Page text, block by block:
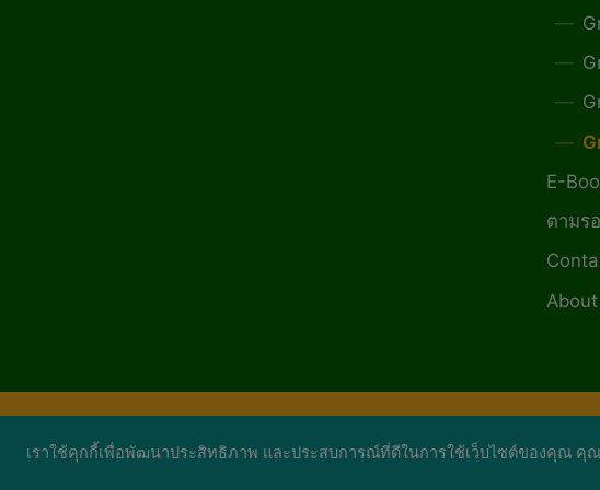
เราใช้คุกกี้เพื่อพัฒนาประสิทธิภาพ และประสบการณ์ที่ดีในการใช้เว็บไซต์ของคุณ คุ
E-
ตามร
Copyright 2026 — Green Life Plus mag | กรีนไลฟ์พลัส